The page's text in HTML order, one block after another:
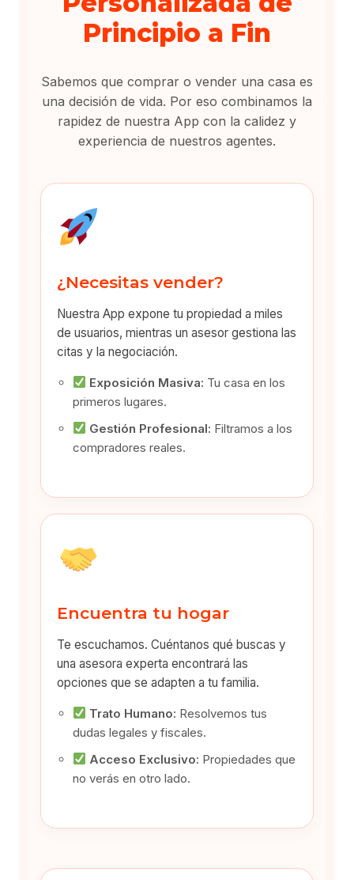
Principio a Fin
Sabemos que comprar o vender una casa es
una decisión de vida. Por eso combinamos la
rapidez de nuestra App con la calidez y
experiencia de nuestros agentes.
¿Necesitas vender?
Nuestra App expone tu propiedad a miles
de usuarios, mientras un asesor gestiona las
citas y la negociación.
Exposición Masiva: Tu casa en los
primeros lugares.
Gestión Profesional: Filtramos a los
compradores reales.
Encuentra tu hogar
Te escuchamos. Cuéntanos qué buscas y
una asesora experta encontrará las
opciones que se adapten a tu familia.
Trato Humano: Resolvemos tus
dudas legales y fiscales.
Acceso Exclusivo: Propiedades que
no verás en otro lado.